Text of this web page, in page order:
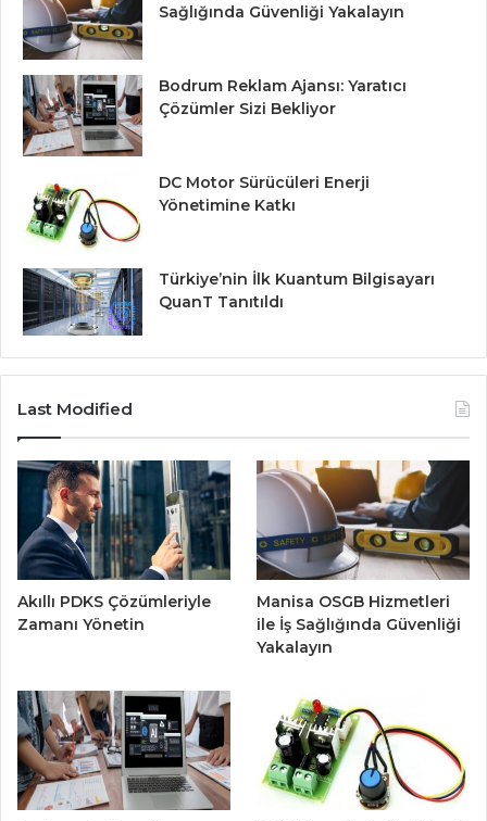
Sağlığında Güvenliği Yakalayın
Bodrum Reklam Ajansı: Yaratıcı
Çözümler Sizi Bekliyor
DC Motor Sürücüleri Enerji
Yönetimine Katkı
Türkiye’nin İlk Kuantum Bilgisayarı
QuanT Tanıtıldı
Last Modified
Akıllı PDKS Çözümleriyle
Zamanı Yönetin
Manisa OSGB Hizmetleri
ile İş Sağlığında Güvenliği
Yakalayın